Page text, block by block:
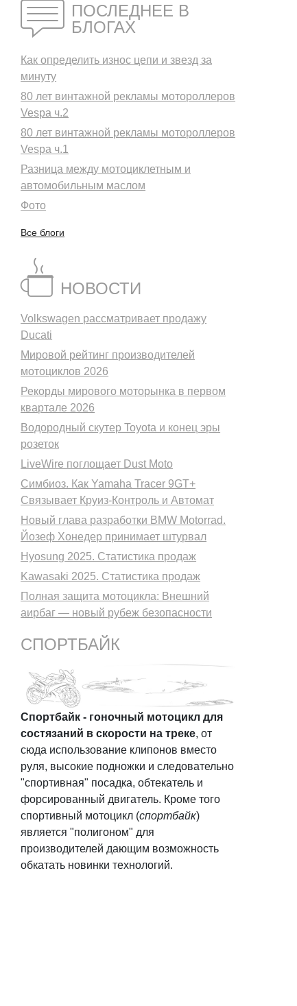
ПОСЛЕДНЕЕ В
БЛОГАХ
Как определить износ цепи и звезд за
минуту
80 лет винтажной рекламы мотороллеров
Vespa ч.2
80 лет винтажной рекламы мотороллеров
Vespa ч.1
Разница между мотоциклетным и
автомобильным маслом
Фото
Все блоги
НОВОСТИ
Volkswagen рассматривает продажу
Ducati
Мировой рейтинг производителей
мотоциклов 2026
Рекорды мирового моторынка в первом
квартале 2026
Водородный скутер Toyota и конец эры
розеток
LiveWire поглощает Dust Moto
Симбиоз. Как Yamaha Tracer 9GT+
Связывает Круиз-Контроль и Автомат
Новый глава разработки BMW Motorrad.
Йозеф Хонедер принимает штурвал
Hyosung 2025. Статистика продаж
Kawasaki 2025. Статистика продаж
Полная защита мотоцикла: Внешний
аирбаг — новый рубеж безопасности
СПОРТБАЙК
Спортбайк - гоночный мотоцикл для
состязаний в скорости на треке, от
сюда использование клипонов вместо
руля, высокие подножки и следовательно
"спортивная" посадка, обтекатель и
форсированный двигатель. Кроме того
спортивный мотоцикл (спортбайк)
является "полигоном" для
производителей дающим возможность
обкатать новинки технологий.